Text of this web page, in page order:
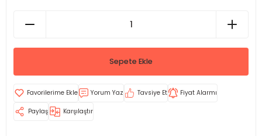
Sepete Ekle
Yorum Yaz Tavsiye Et Fiyat Alarmı
Paylaş Karşılaştır